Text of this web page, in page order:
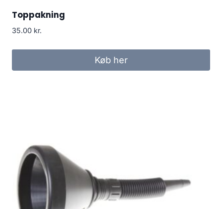
Toppakning
35.00 kr.
Køb her